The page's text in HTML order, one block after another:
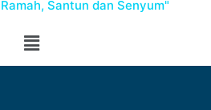
Santun dan Senyum"